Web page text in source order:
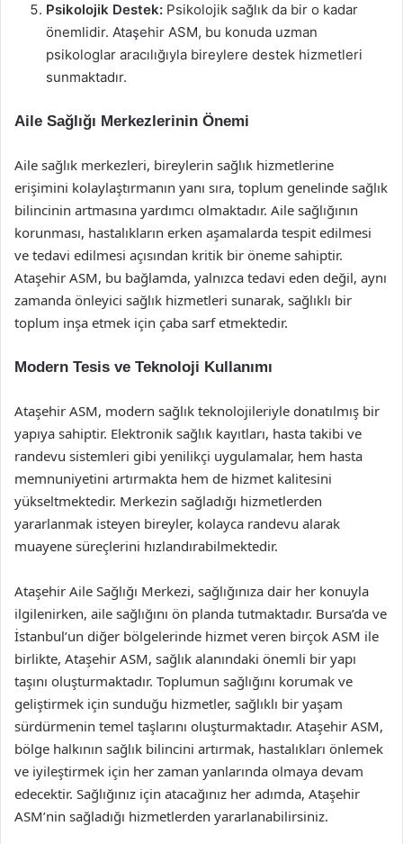
Psikolojik Destek: Psikolojik sağlık da bir o kadar
önemlidir. Ataşehir ASM, bu konuda uzman
psikologlar aracılığıyla bireylere destek hizmetleri
sunmaktadır.
Aile Sağlığı Merkezlerinin Önemi
Aile sağlık merkezleri, bireylerin sağlık hizmetlerine
erişimini kolaylaştırmanın yanı sıra, toplum genelinde sağlık
bilincinin artmasına yardımcı olmaktadır. Aile sağlığının
korunması, hastalıkların erken aşamalarda tespit edilmesi
ve tedavi edilmesi açısından kritik bir öneme sahiptir.
Ataşehir ASM, bu bağlamda, yalnızca tedavi eden değil, aynı
zamanda önleyici sağlık hizmetleri sunarak, sağlıklı bir
toplum inşa etmek için çaba sarf etmektedir.
Modern Tesis ve Teknoloji Kullanımı
Ataşehir ASM, modern sağlık teknolojileriyle donatılmış bir
yapıya sahiptir. Elektronik sağlık kayıtları, hasta takibi ve
randevu sistemleri gibi yenilikçi uygulamalar, hem hasta
memnuniyetini artırmakta hem de hizmet kalitesini
yükseltmektedir. Merkezin sağladığı hizmetlerden
yararlanmak isteyen bireyler, kolayca randevu alarak
muayene süreçlerini hızlandırabilmektedir.
Ataşehir Aile Sağlığı Merkezi, sağlığınıza dair her konuyla
ilgilenirken, aile sağlığını ön planda tutmaktadır. Bursa’da ve
İstanbul’un diğer bölgelerinde hizmet veren birçok ASM ile
birlikte, Ataşehir ASM, sağlık alanındaki önemli bir yapı
taşını oluşturmaktadır. Toplumun sağlığını korumak ve
geliştirmek için sunduğu hizmetler, sağlıklı bir yaşam
sürdürmenin temel taşlarını oluşturmaktadır. Ataşehir ASM,
bölge halkının sağlık bilincini artırmak, hastalıkları önlemek
ve iyileştirmek için her zaman yanlarında olmaya devam
edecektir. Sağlığınız için atacağınız her adımda, Ataşehir
ASM’nin sağladığı hizmetlerden yararlanabilirsiniz.